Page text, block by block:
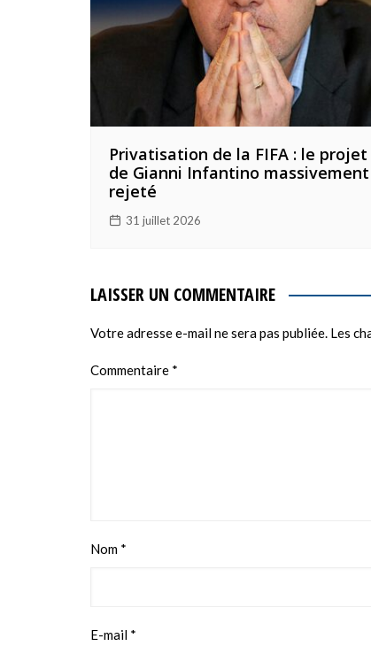
Privatisation de la FIFA : le projet
de Gianni Infantino massivement
rejeté
31 juillet 2026
LAISSER UN COMMENTAIRE
Votre adresse e-mail ne sera pas publiée. Les
Commentaire *
Nom *
E-mail *